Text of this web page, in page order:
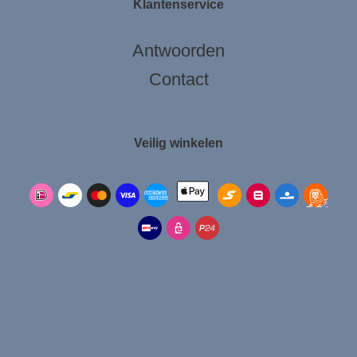
Klantenservice
Antwoorden
Contact
Veilig winkelen